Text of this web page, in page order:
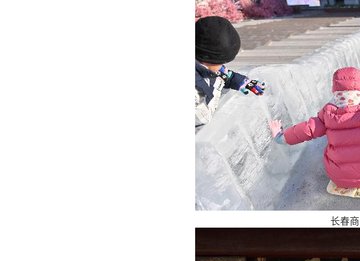
长春